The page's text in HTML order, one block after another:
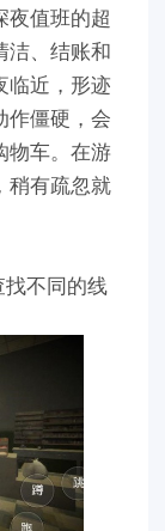
夜值班的超
洁、结账和
临近，形迹
作僵硬，会
物车。在游
稍有疏忽就
不同的线